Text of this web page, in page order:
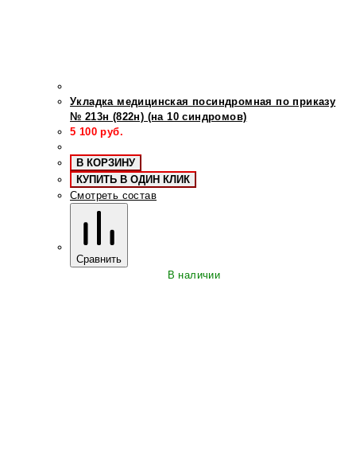
Укладка медицинская посиндромная по приказу
№ 213н (822н) (на 10 синдромов)
5 100 руб.
В КОРЗИНУ
КУПИТЬ В ОДИН КЛИК
Смотреть состав
Сравнить
В наличии